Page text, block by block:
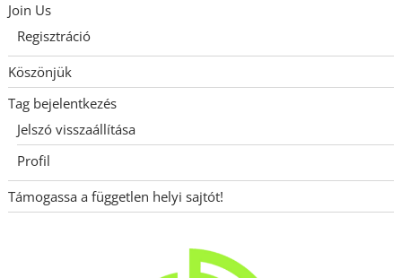
Join Us
Regisztráció
Köszönjük
Tag bejelentkezés
Jelszó visszaállítása
Profil
Támogassa a független helyi sajtót!